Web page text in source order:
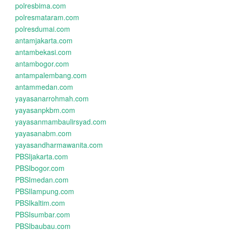
polresbima.com
polresmataram.com
polresdumai.com
antamjakarta.com
antambekasi.com
antambogor.com
antampalembang.com
antammedan.com
yayasanarrohmah.com
yayasanpkbm.com
yayasanmambaulirsyad.com
yayasanabm.com
yayasandharmawanita.com
PBSIjakarta.com
PBSIbogor.com
PBSImedan.com
PBSIlampung.com
PBSIkaltim.com
PBSIsumbar.com
PBSIbaubau.com